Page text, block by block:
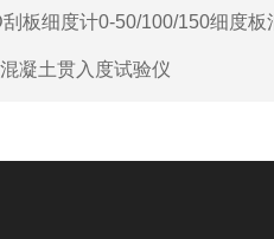
板细度计0-50/100/150细度板
凝土贯入度试验仪